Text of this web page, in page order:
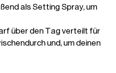
als Setting Spray, um
über den Tag verteilt für
und, um deinen